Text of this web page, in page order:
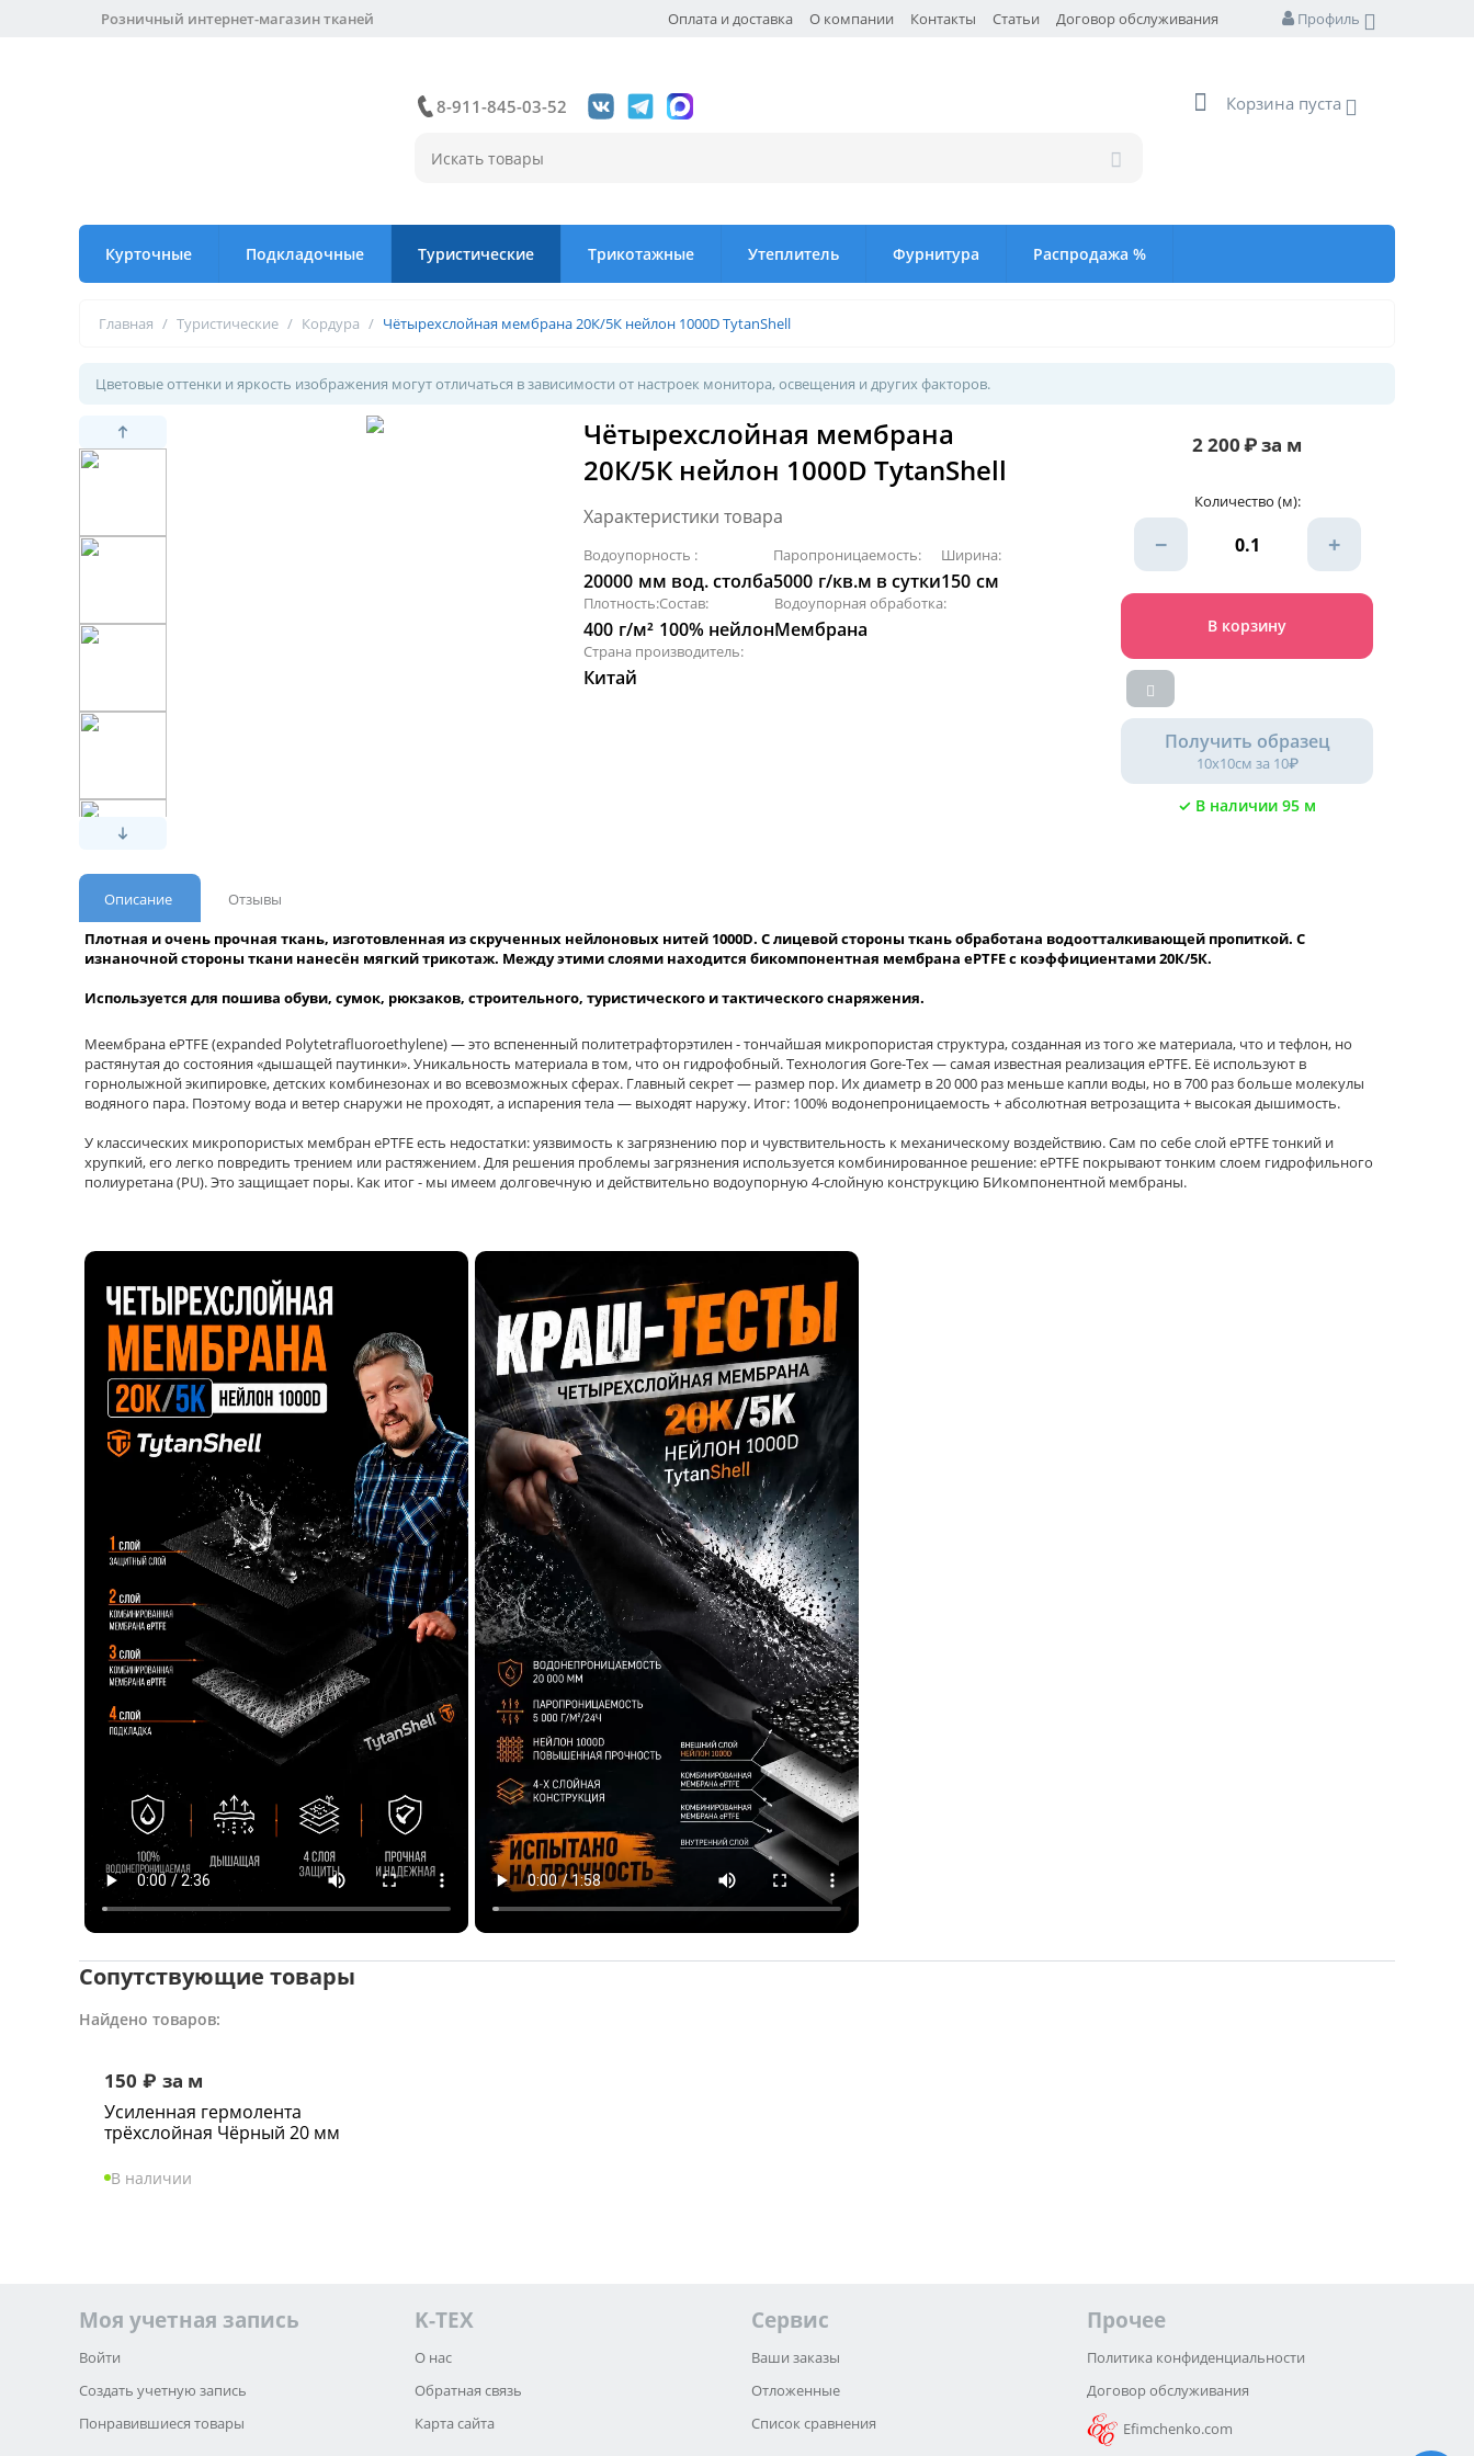
Профиль
Оплата и доставка О компании Контакты Статьи Договор обслуживания
Розничный интернет-магазин тканей
8-911-845-03-52 Корзина пуста
Курточные Подкладочные Туристические Трикотажные Утеплитель Фурнитура Распродажа %
Главная / Туристические / Кордура / Чётырехслойная мембрана 20К/5К нейлон 1000D TytanShell
Цветовые оттенки и яркость изображения могут отличаться в зависимости от настроек монитора, освещения и других факторов.
Чётырехслойная мембрана
20К/5К нейлон 1000D TytanShell
Характеристики товара
Водоупорность :
20000 мм вод. столба
Паропроницаемость:
5000 г/кв.м в сутки
Ширина:
150 см
Плотность:
400 г/м²
Состав:
100% нейлон
Водоупорная обработка:
Мембрана
Страна производитель:
Китай
2 200₽за м
Количество (м):
− +
В корзину
Получить образец
10х10см за 10₽
✓ В наличии 95 м
Описание
Отзывы
Плотная и очень прочная ткань, изготовленная из скрученных нейлоновых нитей 1000D. С лицевой стороны ткань обработана водоотталкивающей пропиткой. С
изнаночной стороны ткани нанесён мягкий трикотаж. Между этими слоями находится бикомпонентная мембрана ePTFE с коэффициентами 20К/5К.
Используется для пошива обуви, сумок, рюкзаков, строительного, туристического и тактического снаряжения.
Меембрана ePTFE (expanded Polytetrafluoroethylene) — это вспененный политетрафторэтилен - тончайшая микропористая структура, созданная из того же материала, что и тефлон, но
растянутая до состояния «дышащей паутинки». Уникальность материала в том, что он гидрофобный. Технология Gore-Tex — самая известная реализация ePTFE. Её используют в
горнолыжной экипировке, детских комбинезонах и во всевозможных сферах. Главный секрет — размер пор. Их диаметр в 20 000 раз меньше капли воды, но в 700 раз больше молекулы
водяного пара. Поэтому вода и ветер снаружи не проходят, а испарения тела — выходят наружу. Итог: 100% водонепроницаемость + абсолютная ветрозащита + высокая дышимость.
У классических микропористых мембран ePTFE есть недостатки: уязвимость к загрязнению пор и чувствительность к механическому воздействию. Сам по себе слой ePTFE тонкий и
хрупкий, его легко повредить трением или растяжением. Для решения проблемы загрязнения используется комбинированное решение: ePTFE покрывают тонким слоем гидрофильного
полиуретана (PU). Это защищает поры. Как итог - мы имеем долговечную и действительно водоупорную 4-слойную конструкцию БИкомпонентной мембраны.
Сопутствующие товары
Найдено товаров:
150 ₽ за м
Усиленная гермолента
трёхслойная Чёрный 20 мм
В наличии
Моя учетная запись
Войти
Создать учетную запись
Понравившиеся товары
K-TEX
О нас
Обратная связь
Карта сайта
Сервис
Ваши заказы
Отложенные
Список сравнения
Прочее
Политика конфиденциальности
Договор обслуживания
Efimchenko.com